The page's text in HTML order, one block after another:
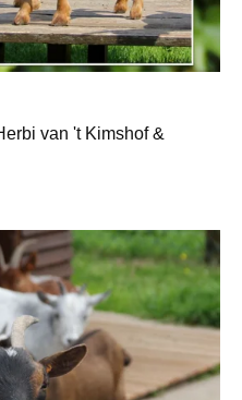
van 't Kimshof &